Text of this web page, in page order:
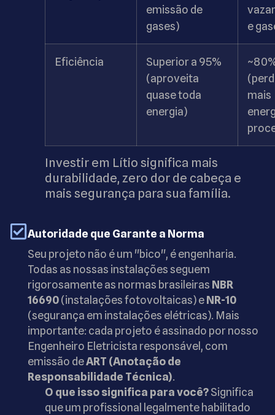
emissão de
gases)
e
Eficiência
Superior a 95%
(aproveita
quase toda
energia)
mais
Investir em Lítio significa mais
durabilidade, zero dor de cabeça e
mais segurança para sua família.
Autoridade que Garante a Norma
Seu projeto não é um "bico", é engenharia.
Todas as nossas instalações seguem
rigorosamente as normas brasileiras NBR
16690(instalações fotovoltaicas) eNR-10
(segurança em instalações elétricas). Mais
importante: cada projeto é assinado por nosso
Engenheiro Eletricista responsável, com
emissão deART (Anotação de
Responsabilidade Técnica).
O que isso significa para você?Significa
que um profissional legalmente habilitado